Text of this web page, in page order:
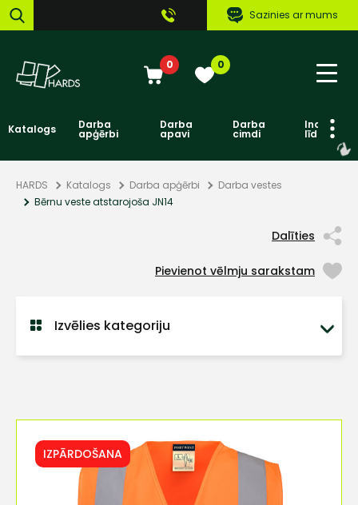
Sazinies ar mums
0 0
Katalogs Darba
apģērbi
Darba
apavi
Darba
cimdi līdzekļi
HARDS Katalogs Darba apģērbi
Darba vestes
Bērnu veste atstarojoša JN14
Dalīties
Pievienot vēlmju sarakstam
Izvēlies kategoriju
IZPĀRDOŠANA